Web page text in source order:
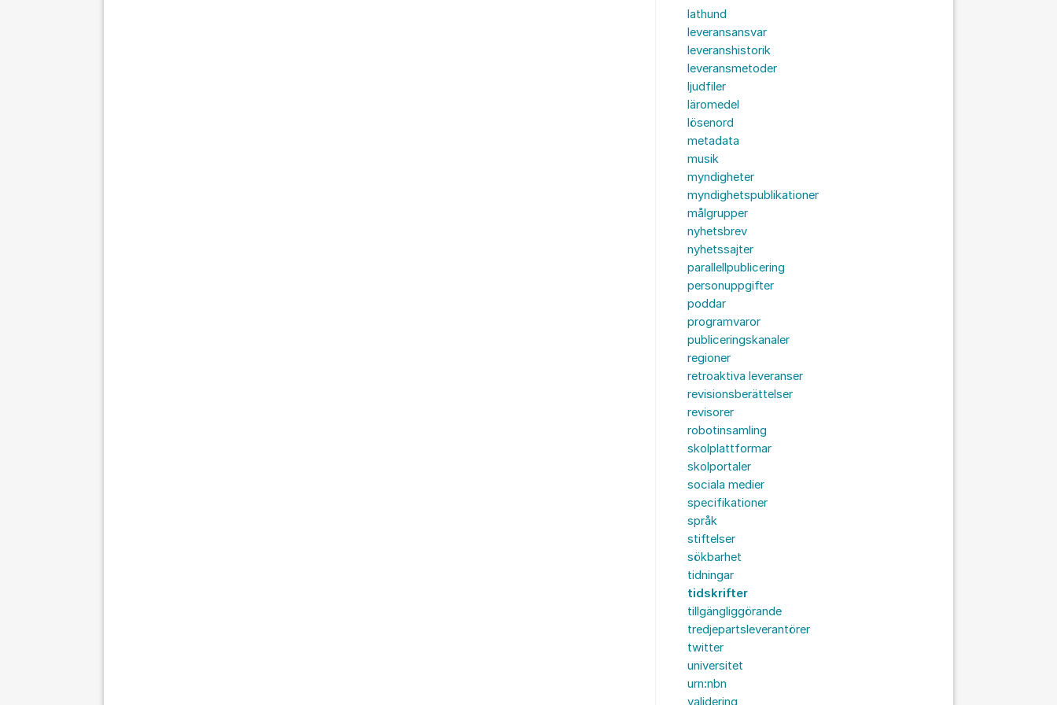
lathund
leveransansvar
leveranshistorik
leveransmetoder
ljudfiler
läromedel
lösenord
metadata
musik
myndigheter
myndighetspublikationer
målgrupper
nyhetsbrev
nyhetssajter
parallellpublicering
personuppgifter
poddar
programvaror
publiceringskanaler
regioner
retroaktiva leveranser
revisionsberättelser
revisorer
robotinsamling
skolplattformar
skolportaler
sociala medier
specifikationer
språk
stiftelser
sökbarhet
tidningar
tidskrifter
tillgängliggörande
tredjepartsleverantörer
twitter
universitet
urn:nbn
validering